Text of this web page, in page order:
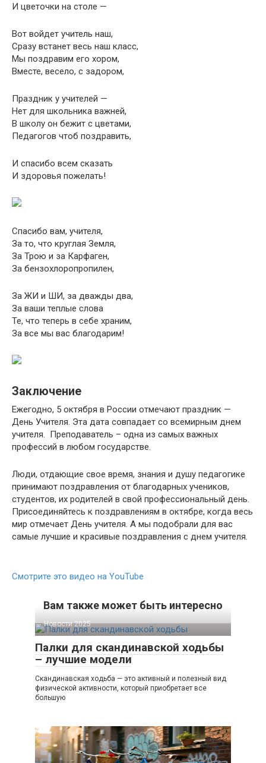
И цветочки на столе —
Вот войдет учитель наш,
Сразу встанет весь наш класс,
Мы поздравим его хором,
Вместе, весело, с задором,
Праздник у учителей —
Нет для школьника важней,
В школу он бежит с цветами,
Педагогов чтоб поздравить,
И спасибо всем сказать
И здоровья пожелать!
Спасибо вам, учителя,
За то, что круглая Земля,
За Трою и за Карфаген,
За бензохлоропропилен,
За ЖИ и ШИ, за дважды два,
За ваши теплые слова
Те, что теперь в себе храним,
За все мы вас благодарим!
Заключение
Ежегодно, 5 октября в России отмечают праздник —
День Учителя. Эта дата совпадает со всемирным днем
учителя. Преподаватель – одна из самых важных
профессий в любом государстве.
Люди, отдающие свое время, знания и душу педагогике
принимают поздравления от благодарных учеников,
студентов, их родителей в свой профессиональный день.
Присоединяйтесь к поздравлениям в октябре, когда весь
мир отмечает День учителя. А мы подобрали для вас
самые лучшие и красивые поздравления с днем учителя.
Смотрите это видео на YouTube
Вам также может быть интересно
Новости 2025
Палки для скандинавской ходьбы
– лучшие модели
Скандинавская ходьба — это активный и полезный вид
физической активности, который приобретает все
большую